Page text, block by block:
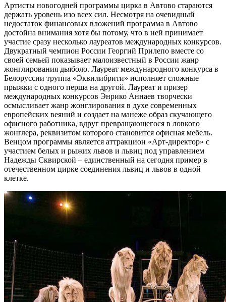
Артисты новогодней программы цирка в Автово стараются
держать уровень изо всех сил. Несмотря на очевидный
недостаток финансовых вложений программа в Автово
достойна внимания хотя бы потому, что в ней принимает
участие сразу несколько лауреатов международных конкурсов.
Двукратный чемпион России Георгий Прилепо вместе со
своей семьей показывает малоизвестный в России жанр
жонглирования дьяболо. Лауреат международного конкурса в
Белоруссии труппа «Эквилибрити» исполняет сложные
прыжки с одного перша на другой. Лауреат и призер
международных конкурсов Энрико Аннаев творчески
осмысливает жанр жонглирования в духе современных
европейских веяний и создает на манеже образ скучающего
офисного работника, вдруг превращающегося в ловкого
жонглера, реквизитом которого становится офисная мебель.
Венцом программы является аттракцион «Арт-директор» с
участием белых и рыжих львов и львиц под управлением
Надежды Сквирской – единственный на сегодня пример в
отечественном цирке соединения львиц и львов в одной
клетке.